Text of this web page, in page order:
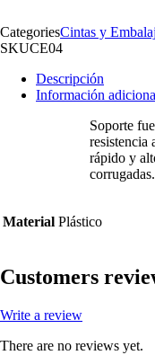
CategoriesCintas y
SKUCE04
Descripción
Información
Soporte
resistencia
rápido y
corrugadas.
Material Plástico
Customers
Write a review
There are no reviews yet.